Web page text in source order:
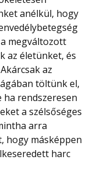
anélkül, hogy
megváltozott
az életünket, és
az
töltünk el,
ha rendszeresen
a szélsőséges
arra
hogy másképpen
harc